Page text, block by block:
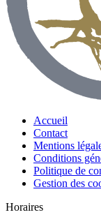
Accueil
Contact
Mentions
Conditions
Politique de
Gestion des
Horaires